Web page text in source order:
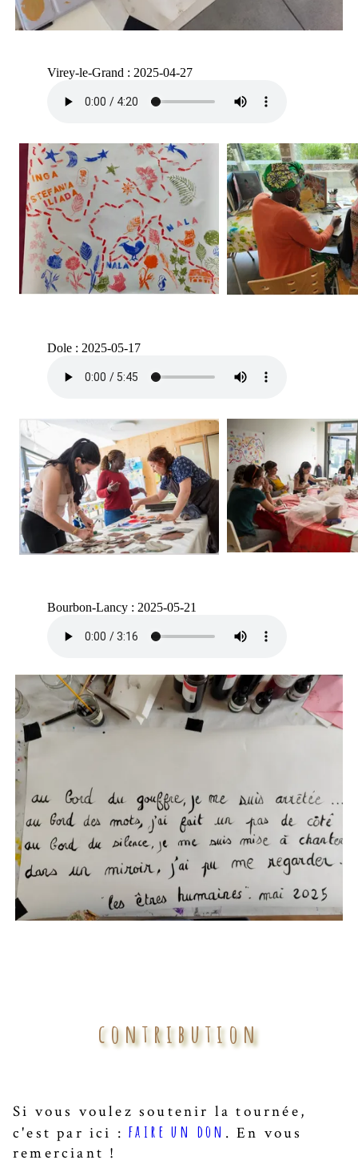
Virey-le-Grand : 2025-04-27
Dole : 2025-05-17
Bourbon-Lancy : 2025-05-21
contribution
Si vous voulez soutenir la tournée,
c'est par ici :faire un don . En vous
remerciant !